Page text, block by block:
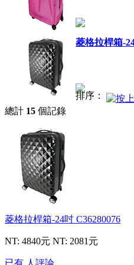
菱格拉桿箱-
排序：
總計 15 個記錄
菱格拉桿箱-24吋 C36280076
NT: 4840元 NT: 2081元